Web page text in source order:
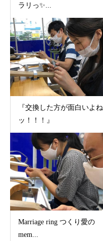
ラリっ✨...
『交換した方が面白いよね
ッ！！！』
Marriage ring つくり愛の
mem...